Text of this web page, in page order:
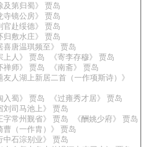
及第归蜀》 贾岛
寺镜公房》 贾岛
官赴绥德》 贾岛
归敷水庄》 贾岛
喜唐温琪频至》 贾岛
上人》 贾岛
《寄李存穆》 贾岛
禅师》 贾岛
《南斋》 贾岛
友人湖上新居二首（一作项斯诗）》
入蜀》 贾岛
《过雍秀才居》 贾岛
刘司马池上》 贾岛
字常州觐省》 贾岛
《酬姚少府》 贾岛
曹（一作胄）》 贾岛
中石淙别业》 贾岛